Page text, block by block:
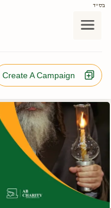
בס"ד
Create A Campaign